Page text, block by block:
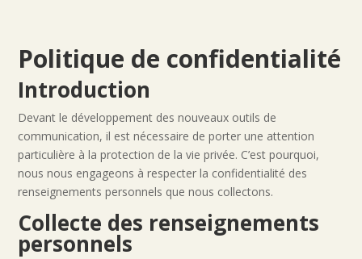
Politique de confidentialité
Introduction
Devant le développement des nouveaux outils de
communication, il est nécessaire de porter une attention
particulière à la protection de la vie privée. C’est pourquoi,
nous nous engageons à respecter la confidentialité des
renseignements personnels que nous collectons.
Collecte des renseignements
personnels